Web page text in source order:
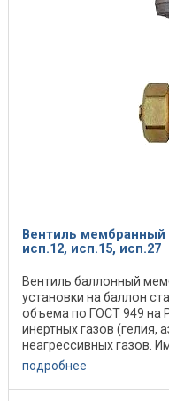
Вентиль
исп.12, исп.15, исп.27
Вентиль баллонный
установки на баллон
объема по ГОСТ 949 на
инертных газов (гелия,
неагрессивных газов.
подробнее